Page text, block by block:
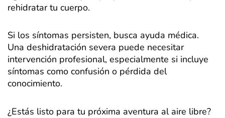
rehidratar tu cuerpo.
Si los síntomas persisten, busca ayuda médica.
Una deshidratación severa puede necesitar
intervención profesional, especialmente si incluye
síntomas como confusión o pérdida del
conocimiento.
¿Estás listo para tu próxima aventura al aire libre?